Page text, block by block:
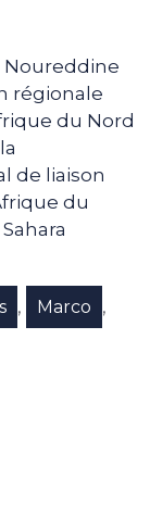
Noureddine
régionale
du Nord
de liaison
du
, Marco ,